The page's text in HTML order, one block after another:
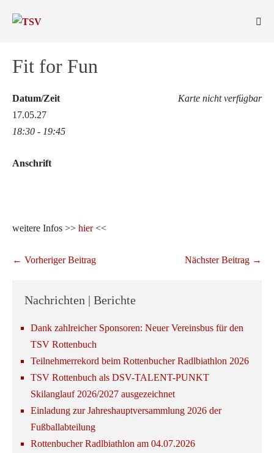
Inhalt
Fit for Fun
Karte nicht verfügbar
Datum/Zeit
17.05.27
18:30 - 19:45
Anschrift
weitere Infos >> hier<<
Beitragsnavigation
← Vorheriger Beitrag Nächster Beitrag →
Nachrichten | Berichte
Dank zahlreicher Sponsoren: Neuer Vereinsbus für den
TSV Rottenbuch
Teilnehmerrekord beim Rottenbucher Radlbiathlon 2026
TSV Rottenbuch als DSV-TALENT-PUNKT
Skilanglauf 2026/2027 ausgezeichnet
Einladung zur Jahreshauptversammlung 2026 der
Fußballabteilung
Rottenbucher Radlbiathlon am 04.07.2026